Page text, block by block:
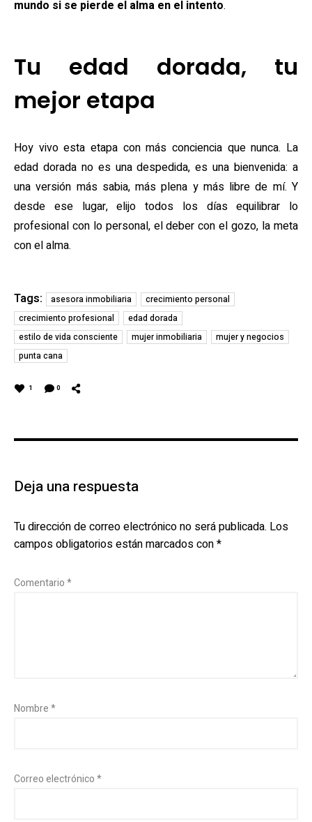
mundo si se pierde el alma en el intento.
Tu edad dorada, tu
mejor etapa
Hoy vivo esta etapa con más conciencia que nunca. La
edad dorada no es una despedida, es una bienvenida: a
una versión más sabia, más plena y más libre de mí. Y
desde ese lugar, elijo todos los días equilibrar lo
profesional con lo personal, el deber con el gozo, la meta
con el alma.
Tags: asesora inmobiliaria
crecimiento personal
crecimiento profesional
edad dorada
estilo de vida consciente
mujer inmobiliaria
mujer y negocios
punta cana
1 0
Deja una respuesta
Tu dirección de correo electrónico no será publicada. Los
campos obligatorios están marcados con*
Comentario*
Nombre*
Correo electrónico*